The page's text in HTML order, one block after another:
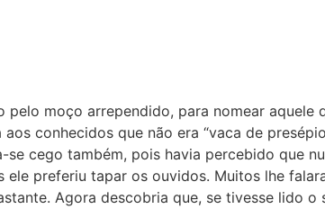
pelo moço arrependido, para nomear
conhecidos que não era “vaca de
se cego também, pois havia percebido que
ele preferiu tapar os ouvidos. Muitos lhe
Agora descobria que, se tivesse lido